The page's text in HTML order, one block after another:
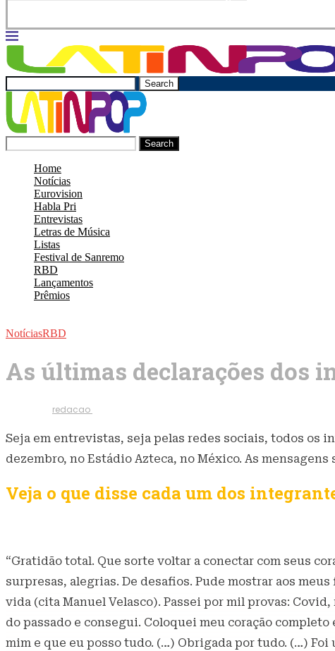
Search
Search
Home
Notícias
Eurovision
Habla Pri
Entrevistas
Letras de Música
Listas
Festival de Sanremo
RBD
Lançamentos
Prêmios
NotíciasRBD
As últimas declarações dos
redacao
Seja em entrevistas, seja pelas redes sociais, todos os
dezembro, no Estádio Azteca, no México. As
Veja o que disse cada um dos
“Gratidão total. Que sorte voltar a conectar com seus
surpresas, alegrias. De desafios. Pude mostrar aos
vida (cita Manuel Velasco). Passei por mil provas:
do passado e consegui. Coloquei meu coração
mim e que eu posso tudo. (…) Obrigada por tudo. (…) Foi